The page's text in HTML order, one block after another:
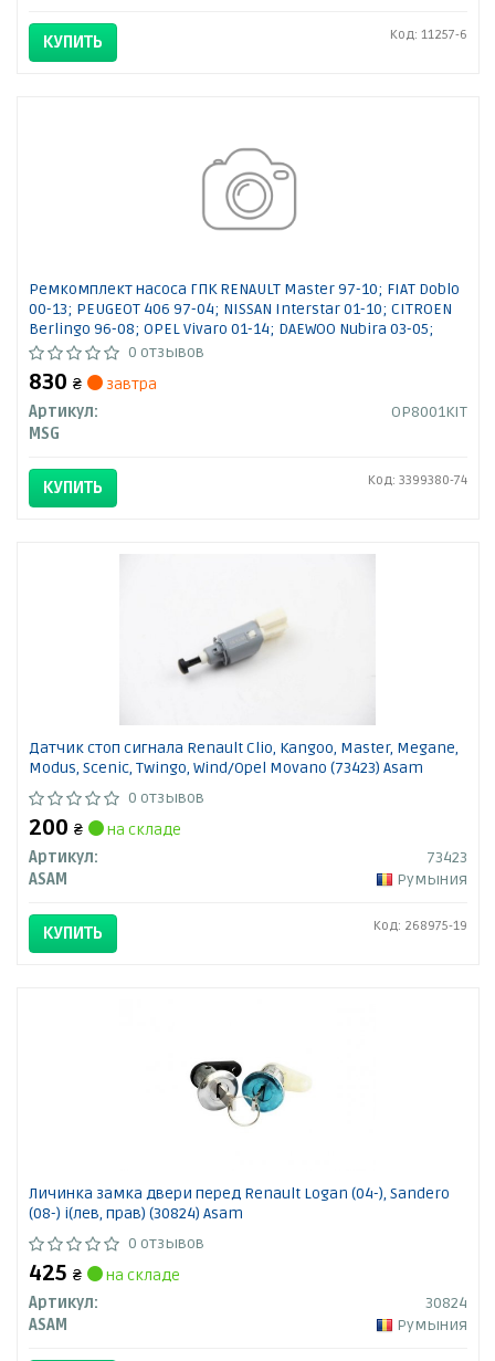
КУПИТЬ Код: 11257-6
Ремкомплект насоса ГПК RENAULT Master 97-10; FIAT Doblo
00-13; PEUGEOT 406 97-04; NISSAN Interstar 01-10; CITROEN
Berlingo 96-08; OPEL Vivaro 01-14; DAEWOO Nubira 03-05;
VOLVO S40 95-04; ALFA ROMEO 147 00-10; IVECO Daily E4 06-11;
0 отзывов
830 ₴
завтра
Артикул:
OP8001KIT
MSG
КУПИТЬ Код: 3399380-74
Датчик стоп сигнала Renault Clio, Kangoo, Master, Megane,
Modus, Scenic, Twingo, Wind/Opel Movano (73423) Asam
0 отзывов
200 ₴
на складе
Артикул:
73423
ASAM
Румыния
КУПИТЬ Код: 268975-19
Личинка замка двери перед Renault Logan (04-), Sandero
(08-) i(лев, прав) (30824) Asam
0 отзывов
425 ₴
на складе
Артикул:
30824
ASAM
Румыния